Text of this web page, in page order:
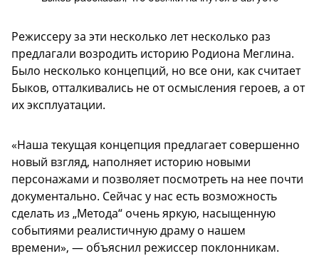
Режиссеру за эти несколько лет несколько раз
предлагали возродить историю Родиона Меглина.
Было несколько концепций, но все они, как считает
Быков, отталкивались не от осмысления героев, а от
их эксплуатации.
«Наша текущая концепция предлагает совершенно
новый взгляд, наполняет историю новыми
персонажами и позволяет посмотреть на нее почти
документально. Сейчас у нас есть возможность
сделать из „Метода“ очень яркую, насыщенную
событиями реалистичную драму о нашем
времени», — объяснил режиссер поклонникам.